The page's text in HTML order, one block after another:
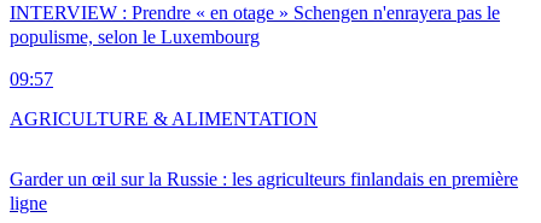
INTERVIEW : Prendre « en otage » Schengen n'enrayera pas le
populisme, selon le Luxembourg
09:57
Garder un œil sur la Russie : les agriculteurs finlandais en première
ligne
AGRICULTURE & ALIMENTATION